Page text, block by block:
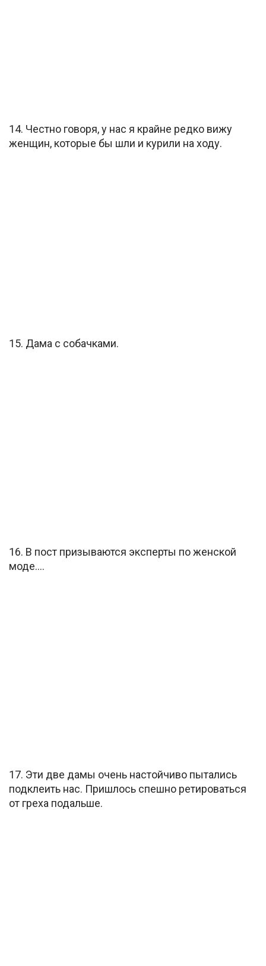
14. Честно говоря, у нас я крайне редко вижу
женщин, которые бы шли и курили на ходу.
15. Дама с собачками.
16. В пост призываются эксперты по женской
моде….
17. Эти две дамы очень настойчиво пытались
подклеить нас. Пришлось спешно ретироваться
от греха подальше.